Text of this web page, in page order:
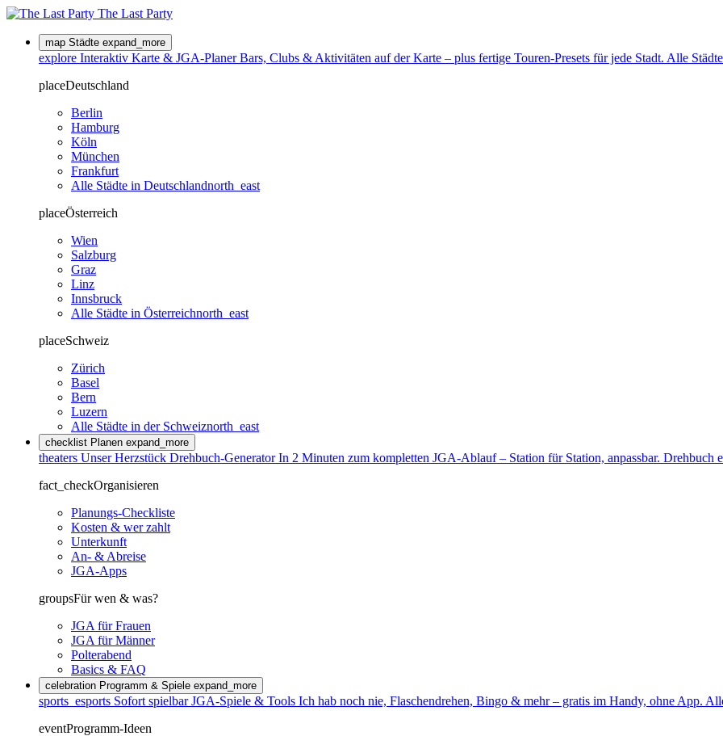
The Last Party
map Städte expand_more
explore Interaktiv Karte & JGA-Planer Bars, Clubs & Aktivitäten auf der Karte – plus fertige Touren-Presets für jede Stadt. Alle
placeDeutschland
Berlin
Hamburg
Köln
München
Frankfurt
Alle Städte in Deutschlandnorth_east
placeÖsterreich
Wien
Salzburg
Graz
Linz
Innsbruck
Alle Städte in Österreichnorth_east
placeSchweiz
Zürich
Basel
Bern
Luzern
Alle Städte in der Schweiznorth_east
checklist Planen expand_more
theaters Unser Herzstück Drehbuch-Generator In 2 Minuten zum kompletten JGA-Ablauf – Station für Station, anpassbar. Drehbuch
fact_checkOrganisieren
Planungs-Checkliste
Kosten & wer zahlt
Unterkunft
An- & Abreise
JGA-Apps
groupsFür wen & was?
JGA für Frauen
JGA für Männer
Polterabend
Basics & FAQ
celebration Programm & Spiele expand_more
sports_esports Sofort spielbar JGA-Spiele & Tools Ich hab noch nie, Flaschendrehen, Bingo & mehr – gratis im Handy, ohne App.
eventProgramm-Ideen